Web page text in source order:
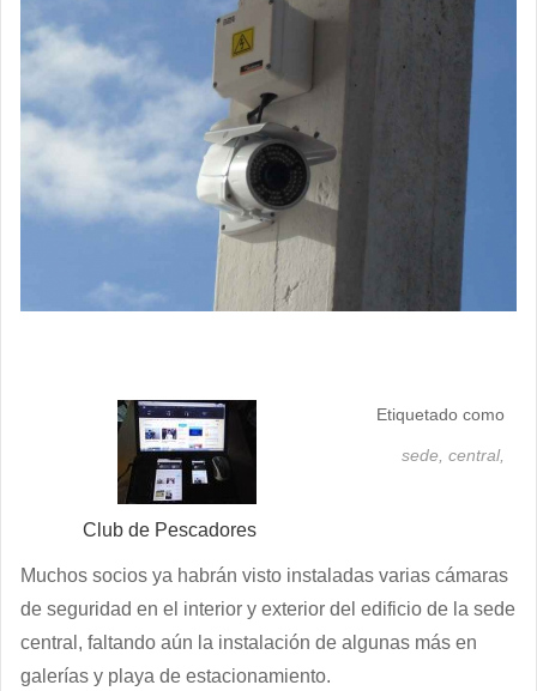
Club de Pescadores
Etiquetado como
sede, central,
Muchos socios ya habrán visto instaladas varias cámaras
de seguridad en el interior y exterior del edificio de la sede
central, faltando aún la instalación de algunas más en
galerías y playa de estacionamiento.